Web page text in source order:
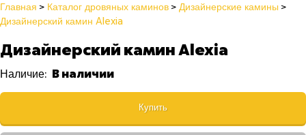
Главная Каталог дровяных каминов
Дизайнерские камины
Дизайнерский камин Alexia
Дизайнерский камин Alexia
Наличие: В наличии
Купить